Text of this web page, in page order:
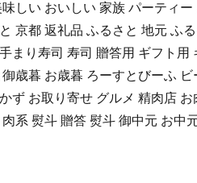
しい おいしい 家族 パーティ
京都 返礼品 ふるさと 地元 ふ
まり寿司 寿司 贈答用 ギフト用
歳暮 お歳暮 ろーすとびーふ
ず お取り寄せ グルメ 精肉店
系 熨斗 贈答 熨斗 御中元 お中